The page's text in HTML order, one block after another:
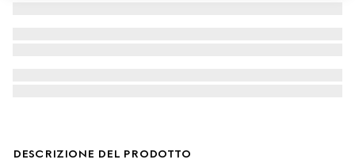
DESCRIZIONE DEL PRODOTTO